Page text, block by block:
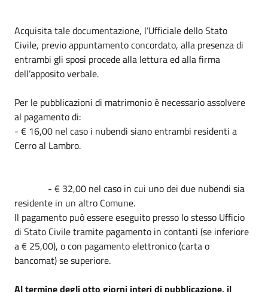
Acquisita tale documentazione, l’Ufficiale dello Stato
Civile, previo appuntamento concordato, alla presenza di
entrambi gli sposi procede alla lettura ed alla firma
dell’apposito verbale.
Per le pubblicazioni di matrimonio è necessario assolvere
al pagamento di:
- € 16,00 nel caso i nubendi siano entrambi residenti a
Cerro al Lambro.
- € 32,00 nel caso in cui uno dei due nubendi sia
residente in un altro Comune.
Il pagamento può essere eseguito presso lo stesso Ufficio
di Stato Civile tramite pagamento in contanti (se inferiore
a € 25,00), o con pagamento elettronico (carta o
bancomat) se superiore.
Al termine degli otto giorni interi di pubblicazione, il